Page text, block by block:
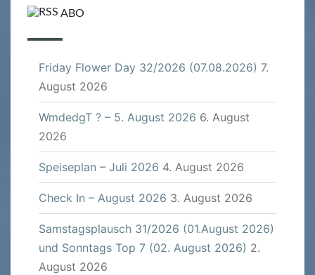
ABO
Friday Flower Day 32/2026 (07.08.2026) 7.
August 2026
WmdedgT ? – 5. August 2026 6. August
2026
Speiseplan – Juli 2026 4. August 2026
Check In – August 2026 3. August 2026
Samstagsplausch 31/2026 (01.August 2026)
und Sonntags Top 7 (02. August 2026) 2.
August 2026